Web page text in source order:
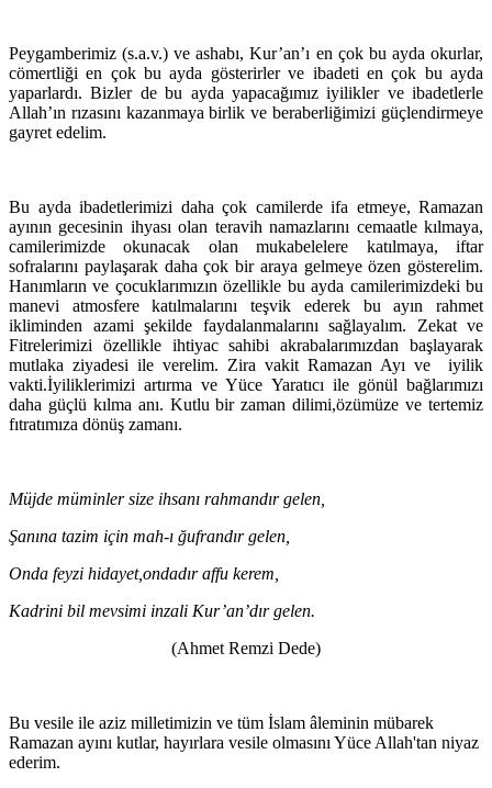
Peygamberimiz (s.a.v.) ve ashabı, Kur’an’ı en çok bu ayda okurlar,
cömertliği en çok bu ayda gösterirler ve ibadeti en çok bu ayda
yaparlardı. Bizler de bu ayda yapacağımız iyilikler ve ibadetlerle
Allah’ın rızasını kazanmaya birlik ve beraberliğimizi güçlendirmeye
gayret edelim.
Bu ayda ibadetlerimizi daha çok camilerde ifa etmeye, Ramazan
ayının gecesinin ihyası olan teravih namazlarını cemaatle kılmaya,
camilerimizde okunacak olan mukabelelere katılmaya, iftar
sofralarını paylaşarak daha çok bir araya gelmeye özen gösterelim.
Hanımların ve çocuklarımızın özellikle bu ayda camilerimizdeki bu
manevi atmosfere katılmalarını teşvik ederek bu ayın rahmet
ikliminden azami şekilde faydalanmalarını sağlayalım. Zekat ve
Fitrelerimizi özellikle ihtiyac sahibi akrabalarımızdan başlayarak
mutlaka ziyadesi ile verelim. Zira vakit Ramazan Ayı ve
iyilik
vakti.İyiliklerimizi artırma ve Yüce Yaratıcı ile gönül bağlarımızı
daha güçlü kılma anı. Kutlu bir zaman dilimi,özümüze ve tertemiz
fıtratımıza dönüş zamanı.
Müjde müminler size ihsanı rahmandır gelen,
Şanına tazim için mah-ı ğufrandır gelen,
Onda feyzi hidayet,ondadır affu kerem,
Kadrini bil mevsimi inzali Kur’an’dır gelen.
(Ahmet Remzi Dede)
Bu vesile ile aziz milletimizin ve tüm İslam âleminin mübarek
Ramazan ayını kutlar, hayırlara vesile olmasını Yüce Allah'tan niyaz
ederim.